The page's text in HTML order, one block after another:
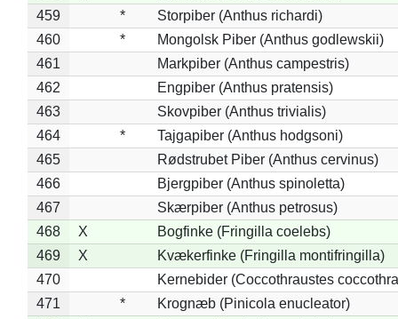
459
*
Storpiber (Anthus richardi)
460
*
Mongolsk Piber (Anthus godlewskii)
461
Markpiber (Anthus campestris)
462
Engpiber (Anthus pratensis)
463
Skovpiber (Anthus trivialis)
464
*
Tajgapiber (Anthus hodgsoni)
465
Rødstrubet Piber (Anthus cervinus)
466
Bjergpiber (Anthus spinoletta)
467
Skærpiber (Anthus petrosus)
468
X
Bogfinke (Fringilla coelebs)
469
X
Kvækerfinke (Fringilla montifringilla)
470
Kernebider (Coccothraustes
471
*
Krognæb (Pinicola enucleator)